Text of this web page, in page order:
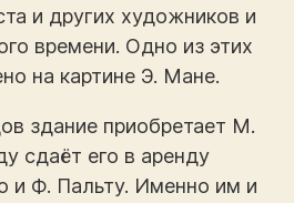
и других художников и
времени. Одно из этих
на картине Э. Мане.
здание приобретает М.
сдаёт его в аренду
и Ф. Пальту. Именно им и